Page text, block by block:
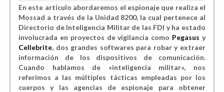
En este artículo abordaremos el espionaje que realiza el
Mossad a través de la Unidad 8200, la cual pertenece al
Directorio de Inteligencia Militar de las FDI y ha estado
involucrada en proyectos de vigilancia como Pegasus y
Cellebrite, dos grandes softwares para robar y extraer
información de los dispositivos de comunicación.
Cuando hablamos de «inteligencia militar», nos
referimos a las múltiples tácticas empleadas por los
cuerpos y las agencias de espionaje para obtener